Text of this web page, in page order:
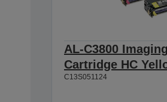
AL-C3800 Imaging
Cartridge HC
C13S051124